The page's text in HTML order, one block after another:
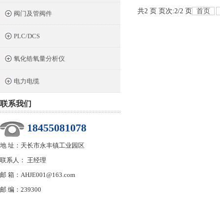
阀门及管阀件
PLC/DCS
氧化锆氧量分析仪
电力电缆
联系我们
18455081078
地 址：天长市永丰镇工业园区
联系人： 王经理
邮 箱：AHJE001@163.com
邮 编：239300
共2 页 页次:2/2 页 首页